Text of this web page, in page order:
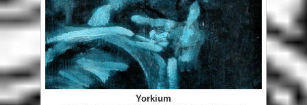
Yorkium